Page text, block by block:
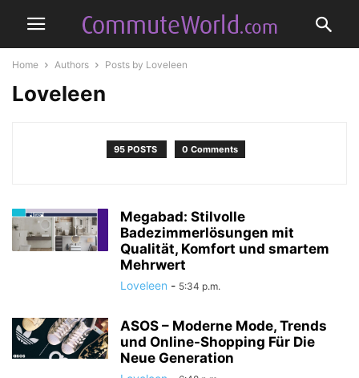
Home Authors Posts by Loveleen
Loveleen
95 POSTS 0 Comments
Megabad: Stilvolle
Badezimmerlösungen mit
Qualität, Komfort und smartem
Mehrwert
Loveleen - 5:34 p.m.
ASOS – Moderne Mode, Trends
und Online-Shopping Für Die
Neue Generation